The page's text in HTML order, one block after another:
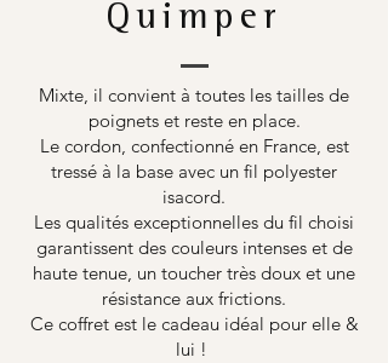
Quimper
Mixte, il convient à toutes les tailles de
poignets et reste en place.
Le cordon, confectionné en France, est
tressé à la base avec un fil polyester
isacord.
Les qualités exceptionnelles du fil choisi
garantissent des couleurs intenses et de
haute tenue, un toucher très doux et une
résistance aux frictions.
Ce coffret est le cadeau idéal pour elle &
lui !